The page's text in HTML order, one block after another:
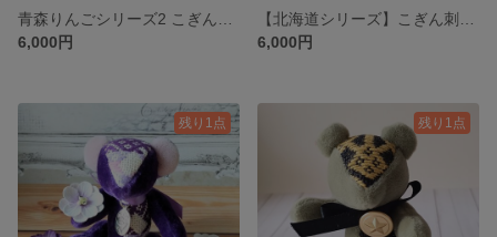
6,000円
6,000円
残り1点 残り1点